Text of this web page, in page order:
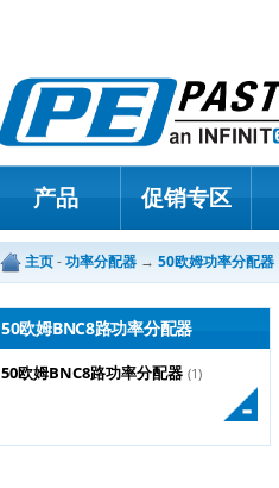
产品 促销专区
主页-功率分配器 → 50欧姆功率分配器
50欧姆BNC8路功率分配器
50欧姆BNC8路功率分配器 (1)